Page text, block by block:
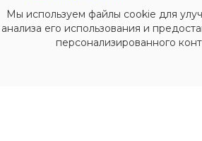
новинок
Мы используем файлы cookie для
анализа его использования и
персонализированного